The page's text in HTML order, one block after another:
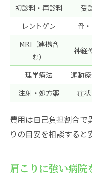
初診料・再診料
受
レントゲン
骨
MRI（連携含
む）
神経
理学療法 運動
注射・処方薬
症
費用は自己負担割合で
りの目安を相談すると
肩こりに強い病